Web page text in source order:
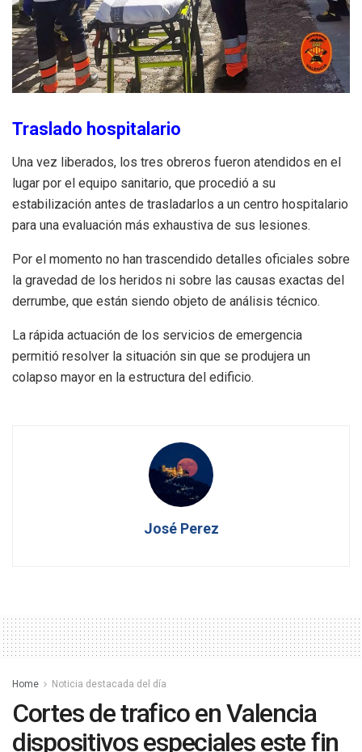
Traslado hospitalario
Una vez liberados, los tres obreros fueron atendidos en el
lugar por el equipo sanitario, que procedió a su
estabilización antes de trasladarlos a un centro hospitalario
para una evaluación más exhaustiva de sus lesiones.
Por el momento no han trascendido detalles oficiales sobre
la gravedad de los heridos ni sobre las causas exactas del
derrumbe, que están siendo objeto de análisis técnico.
La rápida actuación de los servicios de emergencia
permitió resolver la situación sin que se produjera un
colapso mayor en la estructura del edificio.
José Perez
Home Noticia destacada del día
Cortes de trafico en Valencia
dispositivos especiales este fin